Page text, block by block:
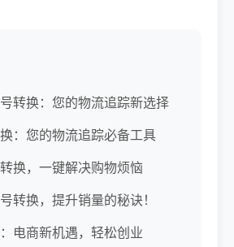
转换：您的物流追踪新选择
：您的物流追踪必备工具
换，一键解决购物烦恼
转换，提升销量的秘诀！
电商新机遇，轻松创业